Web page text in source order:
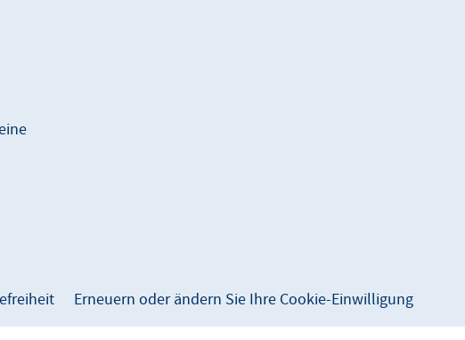
Erneuern oder ändern Sie Ihre Cookie-Einwilligung